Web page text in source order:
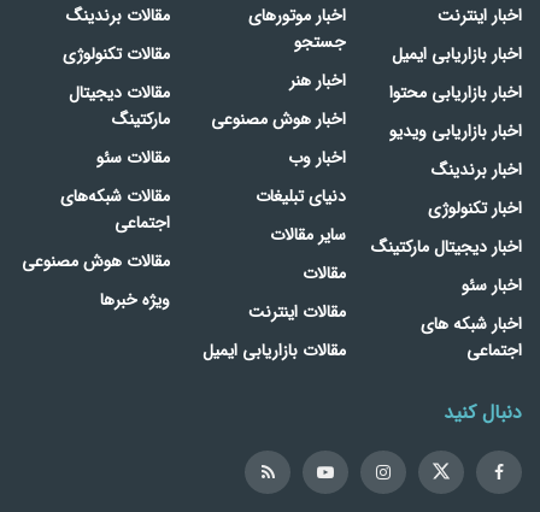
اخبار اینترنت
اخبار بازاریابی ایمیل
اخبار بازاریابی محتوا
اخبار بازاریابی ویدیو
اخبار برندینگ
اخبار تکنولوژی
اخبار دیجیتال مارکتینگ
اخبار سئو
اخبار شبکه های
اجتماعی
اخبار موتورهای
جستجو
اخبار هنر
اخبار هوش مصنوعی
اخبار وب
دنیای تبلیغات
سایر مقالات
مقالات
مقالات اینترنت
مقالات بازاریابی ایمیل
مقالات برندینگ
مقالات تکنولوژی
مقالات دیجیتال
مارکتینگ
مقالات سئو
مقالات شبکه‌های
اجتماعی
مقالات هوش مصنوعی
ویژه خبرها
دنبال کنید